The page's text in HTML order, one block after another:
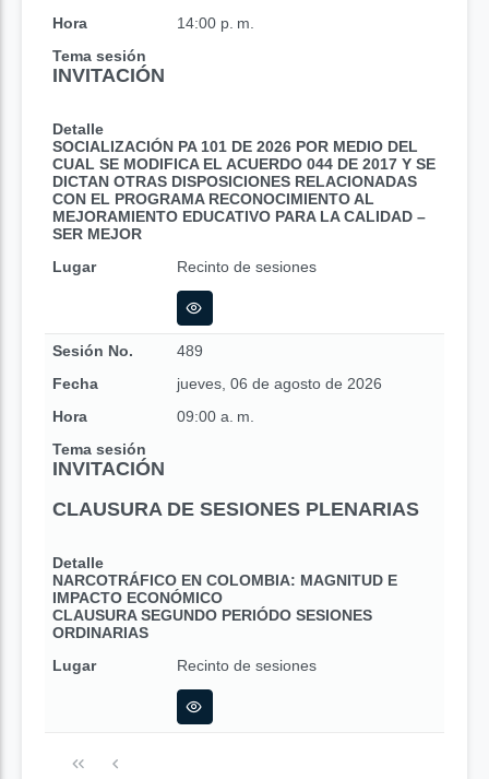
Hora
14:00 p. m.
Tema sesión
INVITACIÓN
Detalle
SOCIALIZACIÓN PA 101 DE 2026 POR MEDIO DEL
CUAL SE MODIFICA EL ACUERDO 044 DE 2017 Y SE
DICTAN OTRAS DISPOSICIONES RELACIONADAS
CON EL PROGRAMA RECONOCIMIENTO AL
MEJORAMIENTO EDUCATIVO PARA LA CALIDAD –
SER MEJOR
Lugar
Recinto de sesiones
Sesión No.
489
Fecha
jueves, 06 de agosto de 2026
Hora
09:00 a. m.
Tema sesión
INVITACIÓN
CLAUSURA DE SESIONES PLENARIAS
Detalle
NARCOTRÁFICO EN COLOMBIA: MAGNITUD E
IMPACTO ECONÓMICO
CLAUSURA SEGUNDO PERIÓDO SESIONES
ORDINARIAS
Lugar
Recinto de sesiones